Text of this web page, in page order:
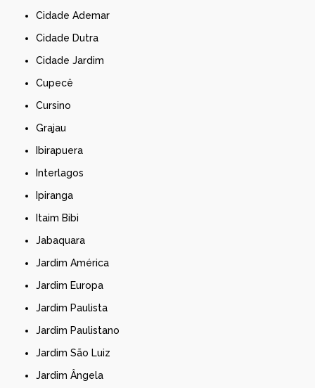
Cidade Ademar
Cidade Dutra
Cidade Jardim
Cupecê
Cursino
Grajau
Ibirapuera
Interlagos
Ipiranga
Itaim Bibi
Jabaquara
Jardim América
Jardim Europa
Jardim Paulista
Jardim Paulistano
Jardim São Luiz
Jardim Ângela